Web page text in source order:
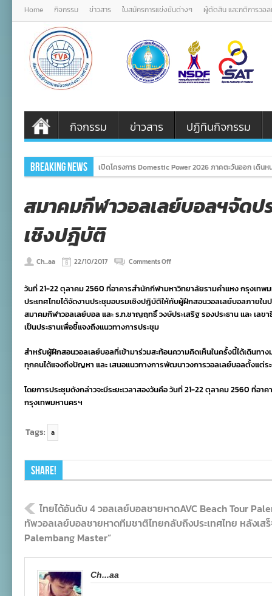
Home กิจกรรม ข่าวสาร ใบสมัครการแข่งขันต่างๆ ผู้ตัดสิน และกติการวอ
กิจกรรม ข่าวสาร ปฏิทินกิจกรรม
Breaking News เปิดโครงการ Domestic Power 2026 ภาคตะวันออก เดิน
สมาคมกีฬาวอลเลย์บอลฯจัด
เชิงปฎิบัติ
Ch...aa 22/10/2017 Comments Offon
วอลเลย์
บอลฯ
จัด
ประชุม
เชิง
ปฎิบัติ
วันที่ 21-22 ตุลาคม 2560 ที่อาคารสำนักกีฬามหาวิทยาลัยรามคำแหง กรุงเท
ประเทศไทยได้จัดงานประชุมอบรมเชิงปฎิบัติให้กับผู้ฝึกสอนวอลเลย์บอลภายใน
สมาคมกีฬาวอลเลย์บอล และ ร.ท.ชาญฤทธิ์ วงษ์ประเสริฐ รองประธาน และ เลข
เป็นประธานเพื่อชี้แจงถึงแนวทางการประชุม
สำหรับผู้ฝึกสอนวอลเลย์บอลที่เข้ามาร่วมสะท้อนความคิดเห็นในครั้งนี้ได้เดินทา
ทุกคนได้แจงถึงปัญหา และ เสนอแนวทางการพัฒนาวงการวอลเลย์บอลตั้งแต่
โดยการประชุมดังกล่าวจะมีระยะเวลาสองวันคือ วันที่ 21-22 ตุลาคม 2560 ที่อ
กรุงเทพมหานครฯ
Tags: a
Share!
ไทยได้อันดับ 4 วอลเลย์บอลชายหาดAVC Beach Tour
ทัพวอลเลย์บอลชายหาดทีมชาติไทยกลับถึงประเทศไทย หลังเสร็
Palembang Master”
Ch...aa